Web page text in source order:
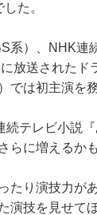
た。
系）、NHK
放送された
では初主演を
続テレビ小説
らに増えるか
たり演技力が
演技を見せて